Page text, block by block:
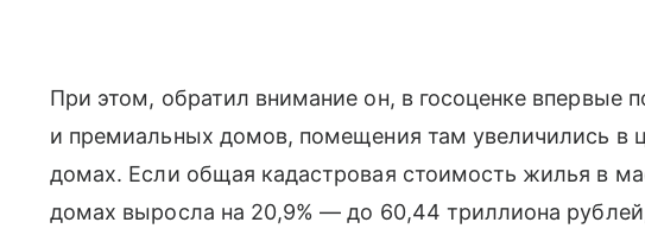
При этом, обратил внимание он, в госоценке впервые
и премиальных домов, помещения там увеличились в
домах. Если общая кадастровая стоимость жилья в
домах выросла на 20,9% — до 60,44 триллиона